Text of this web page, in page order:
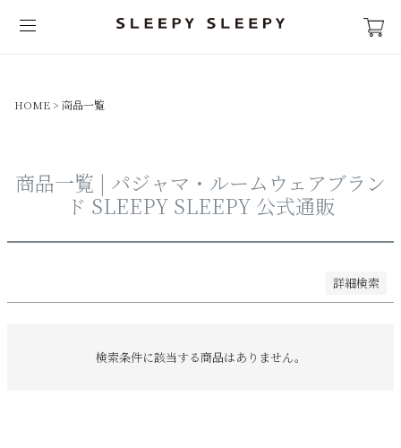
HOME 商品一覧
商品一覧 | パジャマ・ルームウェアブラン
ド SLEEPY SLEEPY 公式通販
詳細検索
登録順
レビュー順
キーワードヒット順
検索
検索条件に該当する商品はありません。